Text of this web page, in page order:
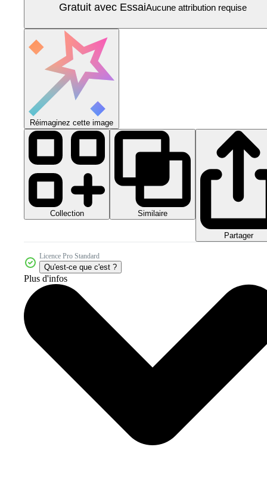
Gratuit avec EssaiAucune attribution requise
Réimaginez cette image
Collection Similaire
Partager
Licence Pro Standard
Qu'est-ce que c'est ?
Plus d'infos